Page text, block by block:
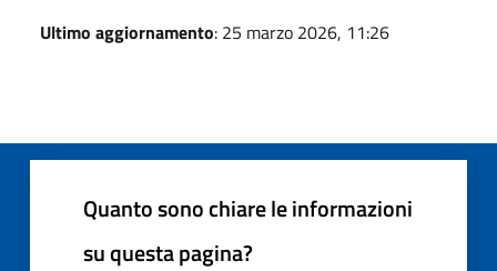
Ultimo aggiornamento: 25 marzo 2026, 11:26
Quanto sono chiare le informazioni
su questa pagina?